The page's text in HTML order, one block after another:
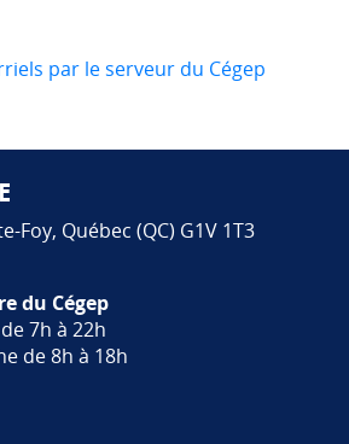
par le serveur du Cégep
Foy, Québec (QC) G1V 1T3
du Cégep
7h à 22h
de 8h à 18h